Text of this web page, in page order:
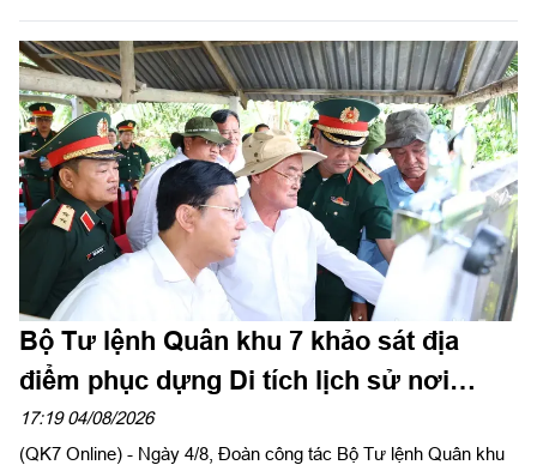
tướng Đặng Văn Lẫm, Ủy viên Thường vụ Đảng ủy, Phó Tư
lệnh Quân khu dự và chỉ đạo Hội nghị. Dự Hội nghị có đồng chí
Võ Tấn Đức, Phó Bí thư Thành ủy thành phố Đồng Nai; thủ
trưởng các cơ quan Quân khu; lãnh đạo Bộ CHQS thành phố
Đồng Nai.
Bộ Tư lệnh Quân khu 7 khảo sát địa
điểm phục dựng Di tích lịch sử nơi
thành lập Quân khu
17:19 04/08/2026
(QK7 Online) - Ngày 4/8, Đoàn công tác Bộ Tư lệnh Quân khu